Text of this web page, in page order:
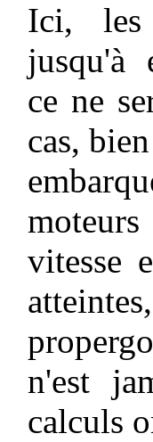
Ici, les
jusqu'à
ce ne
cas,
vitesse
n'est
calculs